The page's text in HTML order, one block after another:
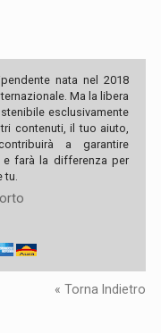
nata nel 2018
Ma la libera
esclusivamente
contenuti, il tuo aiuto,
a garantire
e farà la differenza per
tu.
« Torna Indietro